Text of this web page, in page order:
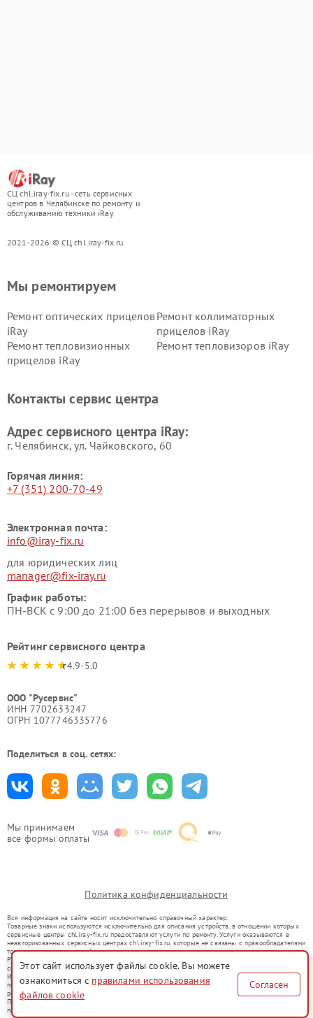
СЦ chl.iray-fix.ru - сеть сервисных
центров в Челябинске по ремонту и
обслуживанию техники iRay
2021-2026 © СЦ chl.iray-fix.ru
Мы принимаем
все формы оплаты
Мы ремонтируем
Ремонт оптических прицелов
iRay
Ремонт коллиматорных
прицелов iRay
Ремонт тепловизионных
прицелов iRay
Ремонт тепловизоров iRay
Контакты сервис центра
Адрес сервисного центра iRay:
г. Челябинск, ул. Чайковского, 60
Горячая линия:
+7 (351) 200-70-49
Электронная почта:
info@iray-fix.ru
для юридических лиц
manager@fix-iray.ru
График работы:
ПН-ВСК с 9:00 до 21:00 без перерывов и выходных
Рейтинг сервисного центра
4.9-5.0
ООО "Русервис"
ИНН 7702633247
ОГРН 1077746335776
Поделиться в соц. сетях:
Политика конфиденциальности
Вся информация на сайте носит исключительно справочный характер.
Товарные знаки используются исключительно для описания устройств, в отношении которых
сервисные центры chl.iray-fix.ru предоставляют услуги по ремонту. Услуги оказываются в
неавторизованных сервисных центрах chl.iray-fix.ru, которые не связаны с правообладателями
товарных знаков или их официальными представителями.
Ремонт осуществляется для устройств, уже введенных в гражданский оборот в соответствии
со статьей 1487 ГК РФ.
Использование товарных знаков не преследует цели индивидуализации услуг или введения
потребителей в заблуждение, а служит для информирования о предоставляемых услугах по
ремонту техники указанных брендов.
Представленная на сайте информация не является публичной офертой, определяемой
положениями Статьи 437(2) Гражданского кодекса РФ
Этот сайт использует файлы cookie. Вы можете
ознакомиться с правилами использования
файлов cookie
Согласен